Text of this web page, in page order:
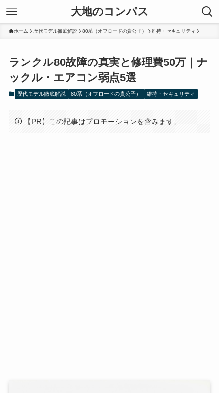
大地のコンパス
ホーム 歴代モデル徹底解説 80系（オフロードの貴公子） 維持・セキュリティ
ランクル80故障の真実と修理費50万｜ナ
ックル・エアコン弱点5選
歴代モデル徹底解説 80系（オフロードの貴公子） 維持・セキュリティ
【PR】この記事はプロモーションを含みます。